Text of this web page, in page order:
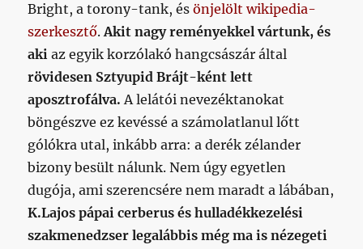
Bright, a torony-tank, ésönjelölt wikipedia-
szerkesztő.Akit nagy reményekkel vártunk, és
akiaz egyik korzólakó hangcsászár által
rövidesen Sztyupid Brájt-ként lett
aposztrofálva. A lelátói nevezéktanokat
böngészve ez kevéssé a számolatlanul lőtt
gólókra utal, inkább arra: a derék zélander
bizony besült nálunk. Nem úgy egyetlen
dugója, ami szerencsére nem maradt a lábában,
K.Lajos pápai cerberus és hulladékkezelési
szakmenedzser legalábbis még ma is nézegeti